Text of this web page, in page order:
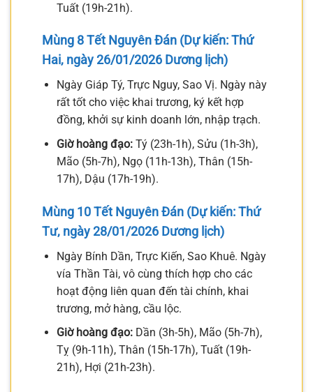
Tuất (19h-21h).
Mùng 8 Tết Nguyên Đán (Dự kiến: Thứ
Hai, ngày 26/01/2026 Dương lịch)
Ngày Giáp Tý, Trực Nguy, Sao Vị. Ngày này
rất tốt cho việc khai trương, ký kết hợp
đồng, khởi sự kinh doanh lớn, nhập trạch.
Giờ hoàng đạo:Tý (23h-1h), Sửu (1h-3h),
Mão (5h-7h), Ngọ (11h-13h), Thân (15h-
17h), Dậu (17h-19h).
Mùng 10 Tết Nguyên Đán (Dự kiến: Thứ
Tư, ngày 28/01/2026 Dương lịch)
Ngày Bính Dần, Trực Kiến, Sao Khuê. Ngày
vía Thần Tài, vô cùng thích hợp cho các
hoạt động liên quan đến tài chính, khai
trương, mở hàng, cầu lộc.
Giờ hoàng đạo:Dần (3h-5h), Mão (5h-7h),
Tỵ (9h-11h), Thân (15h-17h), Tuất (19h-
21h), Hợi (21h-23h).